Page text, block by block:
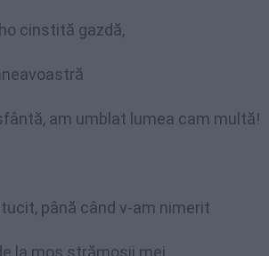
cinstită gazdă,
am umblat lumea cam multă!
până când v-am nimerit